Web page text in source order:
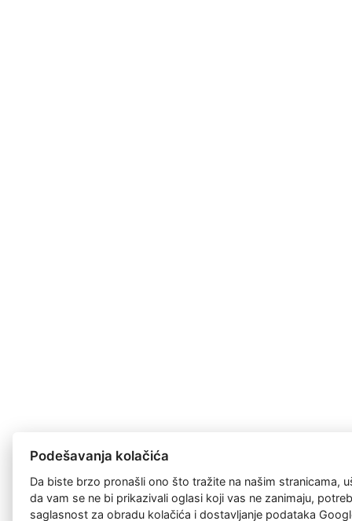
Podešavanja kolačića
Da biste brzo pronašli ono što tražite na našim stranicama,
da vam se ne bi prikazivali oglasi koji vas ne zanimaju,
saglasnost zaobradu kolačića i dostavljanje podataka